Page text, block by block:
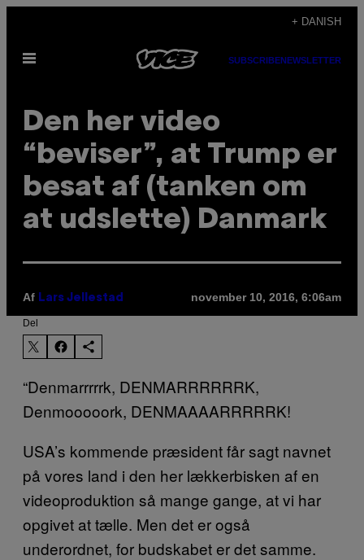
indhold
+ DANISH
Åbn
SUBSCRIBENEWSLETTER
Den her video
“beviser”, at Trump er
besat af (tanken om
at udslette) Danmark
Af Lars Jellestad november 10, 2016, 6:06am
Del
“Denmarrrrrk, DENMARRRRRRK,
Denmooooork, DENMAAAARRRRRK!
USA’s kommende præsident får sagt navnet
på vores land i den her lækkerbisken af en
videoproduktion så mange gange, at vi har
opgivet at tælle. Men det er også
underordnet, for budskabet er det samme.